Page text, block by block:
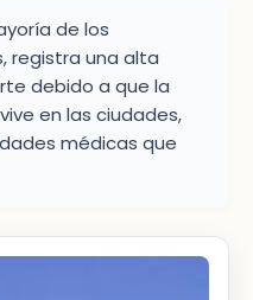
de los
registra una alta
debido a que la
en las ciudades,
médicas que